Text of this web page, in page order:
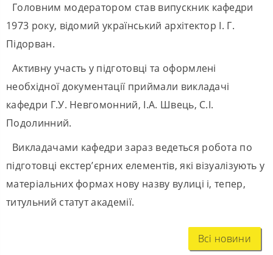
Головним модератором став випускник кафедри
1973 року, відомий український архітектор І. Г.
Підорван.
Активну участь у підготовці та оформлені
необхідної документації приймали викладачі
кафедри Г.У. Невгомонний, І.А. Швець, С.І.
Подолинний.
Викладачами кафедри зараз ведеться робота по
підготовці екстер’єрних елементів, які візуалізують у
матеріальних формах нову назву вулиці і, тепер,
титульний статут академії.
Всі новини